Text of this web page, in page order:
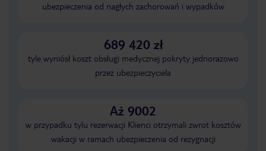
ubezpieczenia od nagłych zachorowań i wypadków
689 420 zł
tyle wyniósł koszt obsługi medycznej pokryty jednorazowo
przez ubezpieczyciela
Aż 9002
w przypadku tylu rezerwacji Klienci otrzymali zwrot kosztów
wakacji w ramach ubezpieczenia od rezygnacji